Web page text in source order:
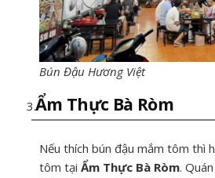
Bún Đậu Hương Việt
Ẩm Thực Bà Ròm
Nếu thích bún đậu mắm tôm thì
tôm tại Ẩm Thực Bà Ròm.